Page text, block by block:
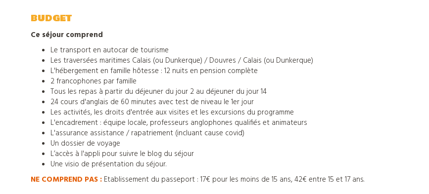
BUDGET
Ce séjour comprend
Le transport en autocar de tourisme
Les traversées maritimes Calais (ou Dunkerque) / Douvres / Calais (ou Dunkerque)
L'hébergement en famille hôtesse : 12 nuits en pension complète
2 francophones par famille
Tous les repas à partir du déjeuner du jour 2 au déjeuner du jour 14
24 cours d'anglais de 60 minutes avec test de niveau le 1er jour
Les activités, les droits d'entrée aux visites et les excursions du programme
L'encadrement : équipe locale, professeurs anglophones qualifiés et animateurs
L'assurance assistance / rapatriement (incluant cause covid)
Un dossier de voyage
L’accès à l'appli pour suivre le blog du séjour
Une visio de présentation du séjour.
NE COMPREND PAS : Etablissement du passeport : 17€ pour les moins de 15 ans, 42€ entre 15 et 17 ans.